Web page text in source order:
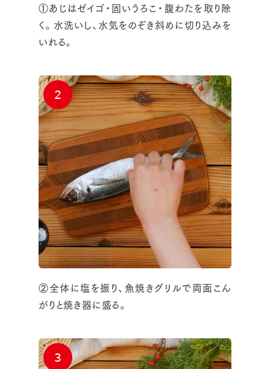
①あじはゼイゴ・固いうろこ・腹わたを取り除
く。水洗いし、水気をのぞき斜めに切り込みを
いれる。
②全体に塩を振り、魚焼きグリルで両面こん
がりと焼き器に盛る。
2
3